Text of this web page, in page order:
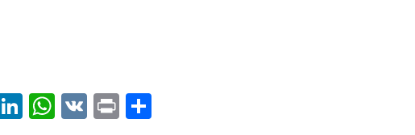
LinkedIn
WhatsApp
VK Print